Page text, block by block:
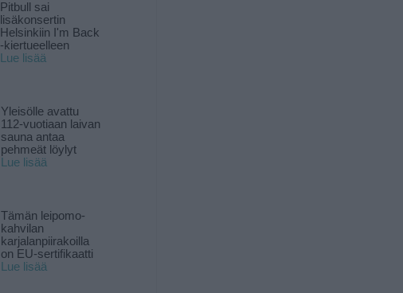
Pitbull sai
lisäkonsertin
Helsinkiin I'm Back
-kiertueelleen
Lue lisää
Yleisölle avattu
112-vuotiaan laivan
sauna antaa
pehmeät löylyt
Lue lisää
Tämän leipomo-
kahvilan
karjalanpiirakoilla
on EU-sertifikaatti
Lue lisää